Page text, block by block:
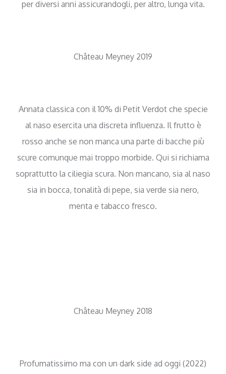
per diversi anni assicurandogli, per altro, lunga vita.
Château Meyney 2019
Annata classica con il 10% di Petit Verdot che specie
al naso esercita una discreta influenza. Il frutto è
rosso anche se non manca una parte di bacche più
scure comunque mai troppo morbide. Qui si richiama
soprattutto la ciliegia scura. Non mancano, sia al naso
sia in bocca, tonalità di pepe, sia verde sia nero,
menta e tabacco fresco.
Château Meyney 2018
Profumatissimo ma con un dark side ad oggi (2022)